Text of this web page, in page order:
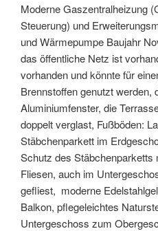
Moderne Gaszentralheizung
Steuerung) und
und Wärmepumpe Baujahr
das öffentliche Netz ist
vorhanden und könnte für
Brennstoffen genutzt werden,
Aluminiumfenster, die
doppelt verglast, Fußböden:
Stäbchenparkett im
Schutz des Stäbchenparketts
Fliesen, auch im
gefliest, moderne
Balkon, pflegeleichtes
Untergeschoss zum